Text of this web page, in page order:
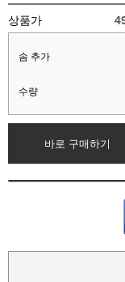
상품가
솜 추가
수량
바로 구매하기